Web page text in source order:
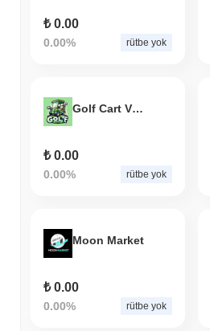
₺ 0.00
0.00% rütbe yok
Golf Cart Victorias
₺ 0.00
0.00% rütbe yok
Moon Market
₺ 0.00
0.00% rütbe yok